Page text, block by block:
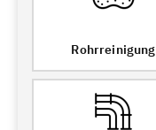
Rohrreinigung